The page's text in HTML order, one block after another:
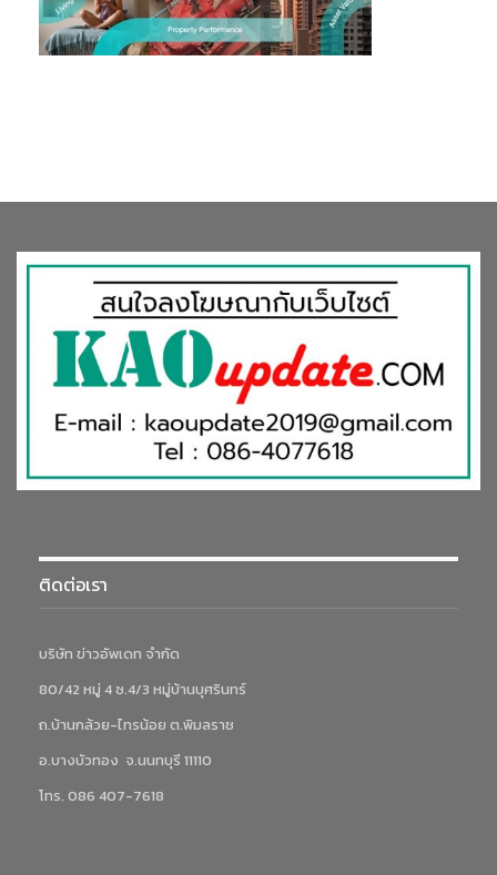
ติดต่อเรา
บริษัท ข่าวอัพเดท จำกัด
80/42 หมู่ 4 ซ.4/3 หมู่บ้านบุศรินทร์
ถ.บ้านกล้วย-ไทรน้อย ต.พิมลราช
อ.บางบัวทอง จ.นนทบุรี 11110
โทร. 086 407-7618